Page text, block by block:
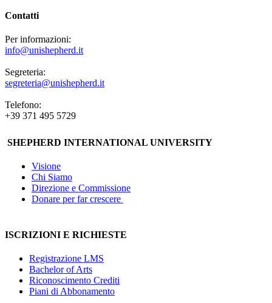
Contatti
Per informazioni:
info@unishepherd.it
Segreteria:
segreteria@unishepherd.it
Telefono:
+39 371 495 5729
SHEPHERD INTERNATIONAL UNIVERSITY
Visione
Chi Siamo
Direzione e Commissione
Donare per far crescere
ISCRIZIONI E RICHIESTE
Registrazione LMS
Bachelor of Arts
Riconoscimento Crediti
Piani di Abbonamento